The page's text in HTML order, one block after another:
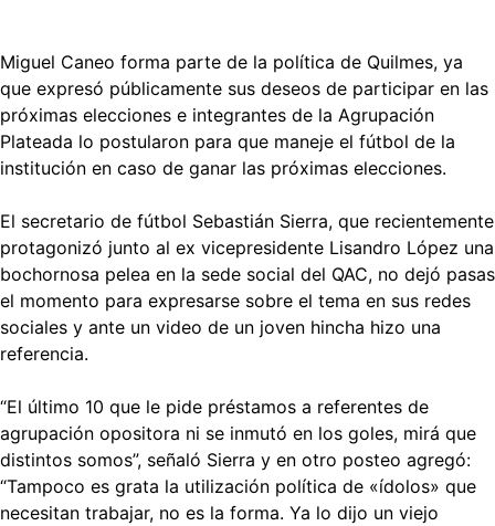
Miguel Caneo forma parte de la política de Quilmes, ya
que expresó públicamente sus deseos de participar en las
próximas elecciones e integrantes de la Agrupación
Plateada lo postularon para que maneje el fútbol de la
institución en caso de ganar las próximas elecciones.
El secretario de fútbol Sebastián Sierra, que recientemente
protagonizó junto al ex vicepresidente Lisandro López una
bochornosa pelea en la sede social del QAC, no dejó pasas
el momento para expresarse sobre el tema en sus redes
sociales y ante un video de un joven hincha hizo una
referencia.
“El último 10 que le pide préstamos a referentes de
agrupación opositora ni se inmutó en los goles, mirá que
distintos somos”, señaló Sierra y en otro posteo agregó:
“Tampoco es grata la utilización política de «ídolos» que
necesitan trabajar, no es la forma. Ya lo dijo un viejo